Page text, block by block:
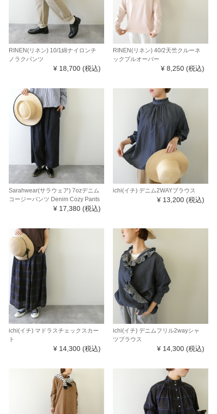
RINEN(リネン) 10/1綿ナイロンチ
ノラクパンツ
¥ 18,700 (税込)
RINEN(リネン) 40/2天竺クルーネ
ックプルオーバー
¥ 8,250 (税込)
Sarahwear(サラウェア) 7ozデニム
コージーパンツ Denim Cozy Pants
¥ 17,380 (税込)
ichi(イチ) デニム2WAYブラウス
¥ 13,200 (税込)
ichi(イチ) マドラスチェックスカー
ト
¥ 14,300 (税込)
ichi(イチ) デニムフリル2wayシャ
ツブラウス
¥ 14,300 (税込)